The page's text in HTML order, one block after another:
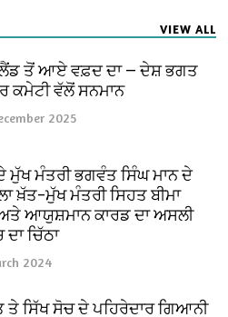
VIEW ALL
ਤੋਂ ਆਏ ਵਫ਼ਦ ਦਾ — ਦੇਸ਼ ਭਗਤ
ਕਮੇਟੀ ਵੱਲੋਂ ਸਨਮਾਨ
2025
ਮੁੱਖ ਮੰਤਰੀ ਭਗਵੰਤ ਸਿੰਘ ਮਾਨ ਦੇ
ਖ਼ੱਤ–ਮੁੱਖ ਮੰਤਰੀ ਸਿਹਤ ਬੀਮਾ
ਆਯੁਸ਼ਮਾਨ ਕਾਰਡ ਦਾ ਅਸਲੀ
ਚਿੱਠਾ
2024
ਤੇ ਸਿੱਖ ਸੋਚ ਦੇ ਪਹਿਰੇਦਾਰ ਗਿਆਨੀ